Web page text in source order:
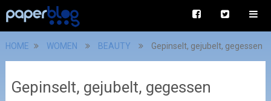
HOME WOMEN BEAUTY Gepinselt, gejubelt, gegessen
Gepinselt, gejubelt, gegessen